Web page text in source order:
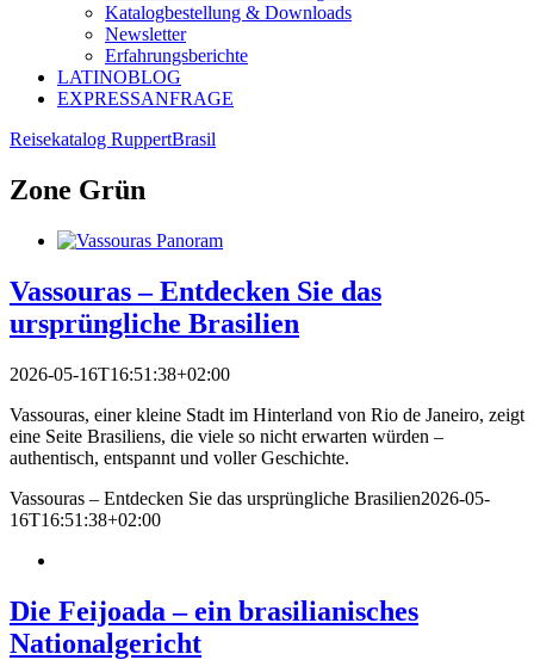
Katalogbestellung & Downloads
Newsletter
Erfahrungsberichte
LATINOBLOG
EXPRESSANFRAGE
Reisekatalog RuppertBrasil
Zone Grün
Vassouras – Entdecken Sie das
ursprüngliche Brasilien
2026-05-16T16:51:38+02:00
Vassouras, einer kleine Stadt im Hinterland von Rio de Janeiro, zeigt
eine Seite Brasiliens, die viele so nicht erwarten würden –
authentisch, entspannt und voller Geschichte.
Vassouras – Entdecken Sie das ursprüngliche Brasilien2026-05-
16T16:51:38+02:00
Die Feijoada – ein brasilianisches
Nationalgericht